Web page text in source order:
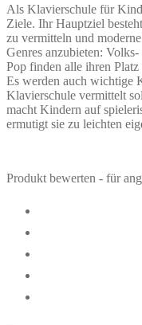
Als Klavierschule für
Ziele. Ihr Hauptziel
zu vermitteln und
Genres anzubieten:
Pop finden alle ihren
Es werden auch wichtige
Klavierschule vermittelt
macht Kindern auf
ermutigt sie zu leichten
Produkt bewerten - für